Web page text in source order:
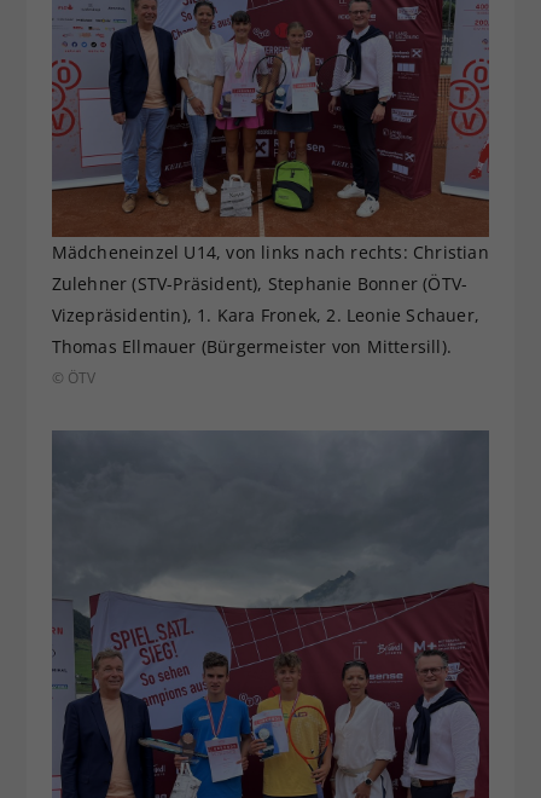
Mädcheneinzel U14, von links nach rechts: Christian
Zulehner (STV-Präsident), Stephanie Bonner (ÖTV-
Vizepräsidentin), 1. Kara Fronek, 2. Leonie Schauer,
Thomas Ellmauer (Bürgermeister von Mittersill).
© ÖTV